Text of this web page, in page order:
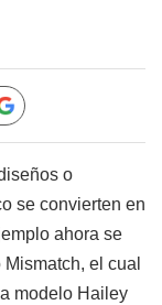
o
se convierten en
ahora se
el cual
modelo Hailey